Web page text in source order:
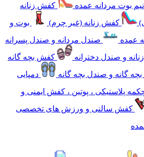
بوت مردانه عمده
کفش زنانه
کفش زنانه (غیر چرم)
بوت و
عمده
صندل مردانه و صندل پسرانه
و صندل دخترانه
کفش بچه گانه
بچه گانه و صندل بچه گانه
دمپایی
پلاستیکی ، پوتین ، کفش ایمنی و
کفش سالنی و ورزش های تخصصی